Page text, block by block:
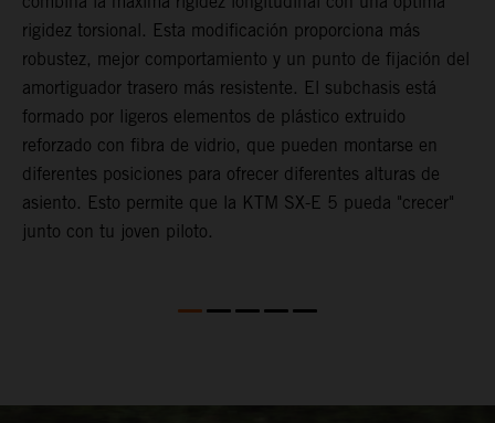
rigidez torsional. Esta modificación proporciona más
robustez, mejor comportamiento y un punto de fijación del
amortiguador trasero más resistente. El subchasis está
formado por ligeros elementos de plástico extruido
reforzado con fibra de vidrio, que pueden montarse en
diferentes posiciones para ofrecer diferentes alturas de
asiento. Esto permite que la KTM SX-E 5 pueda "crecer"
junto con tu joven piloto.